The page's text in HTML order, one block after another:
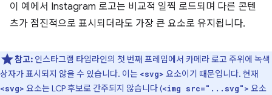
이 예에서 Instagram 로고는 비교적 일찍 로드되며 다른 콘텐
츠가 점진적으로 표시되더라도 가장 큰 요소로 유지됩니다.
참고: 인스타그램 타임라인의 첫 번째 프레임에서 카메라 로고 주위에 녹색
상자가 표시되지 않을 수 있습니다. 이는 <svg> 요소이기 때문입니다. 현재
<svg> 요소는 LCP 후보로 간주되지 않습니다 (<img src="...svg"> 요소